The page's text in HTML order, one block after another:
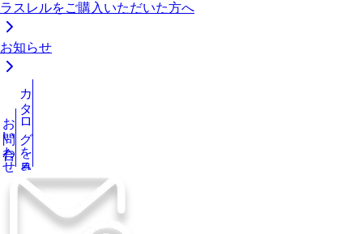
ラスレルをご購入いただいた方へ
お知らせ
お問い合わせカタログを見る